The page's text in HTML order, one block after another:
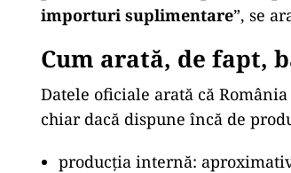
importuri suplimentare”, se
Cum arată, de fapt,
Datele oficiale arată că
chiar dacă dispune încă de
producția internă: